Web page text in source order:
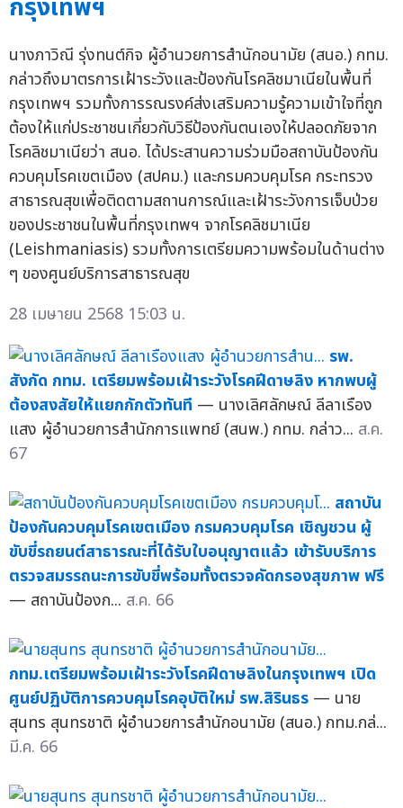
กรุงเทพฯ
นางภาวิณี รุ่งทนต์กิจ ผู้อำนวยการสำนักอนามัย (สนอ.) กทม.
กล่าวถึงมาตรการเฝ้าระวังและป้องกันโรคลิชมาเนียในพื้นที่
กรุงเทพฯ รวมทั้งการรณรงค์ส่งเสริมความรู้ความเข้าใจที่ถูก
ต้องให้แก่ประชาชนเกี่ยวกับวิธีป้องกันตนเองให้ปลอดภัยจาก
โรคลิชมาเนียว่า สนอ. ได้ประสานความร่วมมือสถาบันป้องกัน
ควบคุมโรคเขตเมือง (สปคม.) และกรมควบคุมโรค กระทรวง
สาธารณสุขเพื่อติดตามสถานการณ์และเฝ้าระวังการเจ็บป่วย
ของประชาชนในพื้นที่กรุงเทพฯ จากโรคลิชมาเนีย
(Leishmaniasis) รวมทั้งการเตรียมความพร้อมในด้านต่าง
ๆ ของศูนย์บริการสาธารณสุข
28 เมษายน 2568 15:03 น.
รพ.
สังกัด กทม. เตรียมพร้อมเฝ้าระวังโรคฝีดาษลิง หากพบผู้
ต้องสงสัยให้แยกกักตัวทันที — นางเลิศลักษณ์ ลีลาเรือง
แสง ผู้อำนวยการสำนักการแพทย์ (สนพ.) กทม. กล่าว... ส.ค.
67
สถาบัน
ป้องกันควบคุมโรคเขตเมือง กรมควบคุมโรค เชิญชวน ผู้
ขับขี่รถยนต์สาธารณะที่ได้รับใบอนุญาตแล้ว เข้ารับบริการ
ตรวจสมรรถนะการขับขี่พร้อมทั้งตรวจคัดกรองสุขภาพ ฟรี
— สถาบันป้องก... ส.ค. 66
กทม.เตรียมพร้อมเฝ้าระวังโรคฝีดาษลิงในกรุงเทพฯ เปิด
ศูนย์ปฏิบัติการควบคุมโรคอุบัติใหม่ รพ.สิรินธร — นาย
สุนทร สุนทรชาติ ผู้อำนวยการสำนักอนามัย (สนอ.) กทม.กล่...
มี.ค. 66